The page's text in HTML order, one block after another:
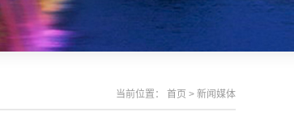
当前位置： 首页 > 新闻媒体